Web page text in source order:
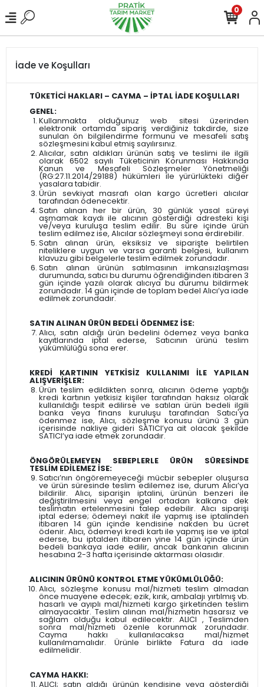
0
İade ve Koşulları
TÜKETİCİ HAKLARI – CAYMA – İPTAL İADE KOŞULLARI
GENEL:
Kullanmakta olduğunuz web sitesi üzerinden
elektronik ortamda sipariş verdiğiniz takdirde, size
sunulan ön bilgilendirme formunu ve mesafeli satış
sözleşmesini kabul etmiş sayılırsınız.
Alıcılar, satın aldıkları ürünün satış ve teslimi ile ilgili
olarak 6502 sayılı Tüketicinin Korunması Hakkında
Kanun ve Mesafeli Sözleşmeler Yönetmeliği
(RG:27.11.2014/29188) hükümleri ile yürürlükteki diğer
yasalara tabidir.
Ürün sevkiyat masrafı olan kargo ücretleri alıcılar
tarafından ödenecektir.
Satın alınan her bir ürün, 30 günlük yasal süreyi
aşmamak kaydı ile alıcının gösterdiği adresteki kişi
ve/veya kuruluşa teslim edilir. Bu süre içinde ürün
teslim edilmez ise, Alıcılar sözleşmeyi sona erdirebilir.
Satın alınan ürün, eksiksiz ve siparişte belirtilen
niteliklere uygun ve varsa garanti belgesi, kullanım
klavuzu gibi belgelerle teslim edilmek zorundadır.
Satın alınan ürünün satılmasının imkansızlaşması
durumunda, satıcı bu durumu öğrendiğinden itibaren 3
gün içinde yazılı olarak alıcıya bu durumu bildirmek
zorundadır. 14 gün içinde de toplam bedel Alıcı’ya iade
edilmek zorundadır.
SATIN ALINAN ÜRÜN BEDELİ ÖDENMEZ İSE:
Alıcı, satın aldığı ürün bedelini ödemez veya banka
kayıtlarında iptal ederse, Satıcının ürünü teslim
yükümlülüğü sona erer.
KREDİ KARTININ YETKİSİZ KULLANIMI İLE YAPILAN
ALIŞVERİŞLER:
Ürün teslim edildikten sonra, alıcının ödeme yaptığı
kredi kartının yetkisiz kişiler tarafından haksız olarak
kullanıldığı tespit edilirse ve satılan ürün bedeli ilgili
banka veya finans kuruluşu tarafından Satıcı'ya
ödenmez ise, Alıcı, sözleşme konusu ürünü 3 gün
içerisinde nakliye gideri SATICI’ya ait olacak şekilde
SATICI’ya iade etmek zorundadır.
ÖNGÖRÜLEMEYEN SEBEPLERLE ÜRÜN SÜRESİNDE
TESLİM EDİLEMEZ İSE:
Satıcı’nın öngöremeyeceği mücbir sebepler oluşursa
ve ürün süresinde teslim edilemez ise, durum Alıcı’ya
bildirilir. Alıcı, siparişin iptalini, ürünün benzeri ile
değiştirilmesini veya engel ortadan kalkana dek
teslimatın ertelenmesini talep edebilir. Alıcı siparişi
iptal ederse; ödemeyi nakit ile yapmış ise iptalinden
itibaren 14 gün içinde kendisine nakden bu ücret
ödenir. Alıcı, ödemeyi kredi kartı ile yapmış ise ve iptal
ederse, bu iptalden itibaren yine 14 gün içinde ürün
bedeli bankaya iade edilir, ancak bankanın alıcının
hesabına 2-3 hafta içerisinde aktarması olasıdır.
ALICININ ÜRÜNÜ KONTROL ETME YÜKÜMLÜLÜĞÜ:
Alıcı, sözleşme konusu mal/hizmeti teslim almadan
önce muayene edecek; ezik, kırık, ambalajı yırtılmış vb.
hasarlı ve ayıplı mal/hizmeti kargo şirketinden teslim
almayacaktır. Teslim alınan mal/hizmetin hasarsız ve
sağlam olduğu kabul edilecektir. ALICI , Teslimden
sonra mal/hizmeti özenle korunmak zorundadır.
Cayma hakkı kullanılacaksa mal/hizmet
kullanılmamalıdır. Ürünle birlikte Fatura da iade
edilmelidir.
CAYMA HAKKI:
ALICI; satın aldığı ürünün kendisine veya gösterdiği